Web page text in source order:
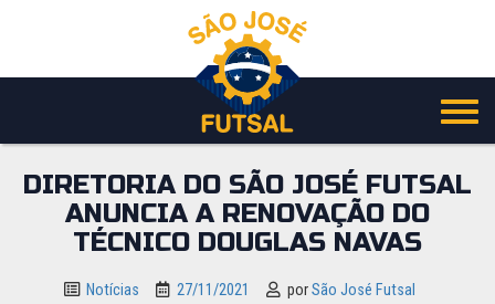
o
DIRETORIA DO SÃO JOSÉ FUTSAL
ANUNCIA A RENOVAÇÃO DO
TÉCNICO DOUGLAS NAVAS
Notícias 27/11/2021 porSão José Futsal